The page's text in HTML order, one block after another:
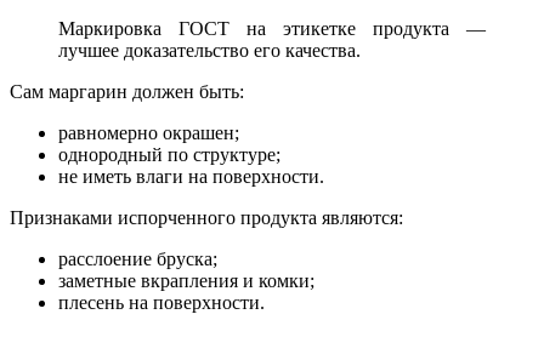
Маркировка ГОСТ на этикетке продукта —
лучшее доказательство его качества.
Сам маргарин должен быть:
равномерно окрашен;
однородный по структуре;
не иметь влаги на поверхности.
Признаками испорченного продукта являются:
расслоение бруска;
заметные вкрапления и комки;
плесень на поверхности.